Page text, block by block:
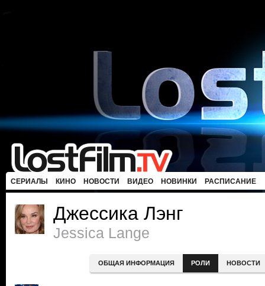
СЕРИАЛЫ КИНО НОВОСТИ ВИДЕО НОВИНКИ РАСПИСАНИЕ
Джессика Лэнг
Jessica Lange
ОБЩАЯ ИНФОРМАЦИЯ РОЛИ НОВОСТИ